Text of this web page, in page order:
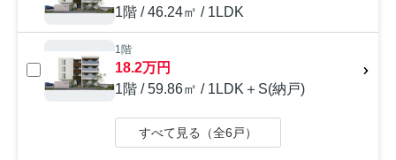
1階 / 46.24㎡ / 1LDK
1階
18.2万円
1階 / 59.86㎡ / 1LDK＋S(納戸)
すべて見る（全6戸）